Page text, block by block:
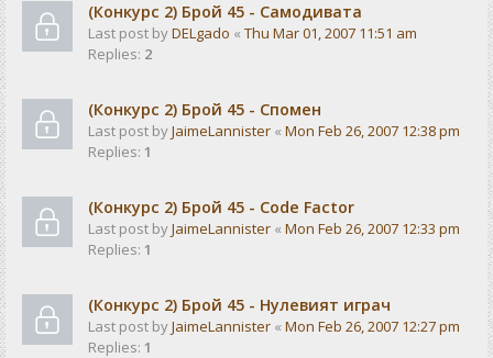
(Конкурс 2) Брой 45 - Самодивата
Last post byDELgado « Thu Mar 01, 2007 11:51 am
Replies: 2
(Конкурс 2) Брой 45 - Спомен
Last post byJaimeLannister « Mon Feb 26, 2007 12:38 pm
Replies: 1
(Конкурс 2) Брой 45 - Code Factor
Last post byJaimeLannister « Mon Feb 26, 2007 12:33 pm
Replies: 1
(Конкурс 2) Брой 45 - Нулевият играч
Last post byJaimeLannister « Mon Feb 26, 2007 12:27 pm
Replies: 1